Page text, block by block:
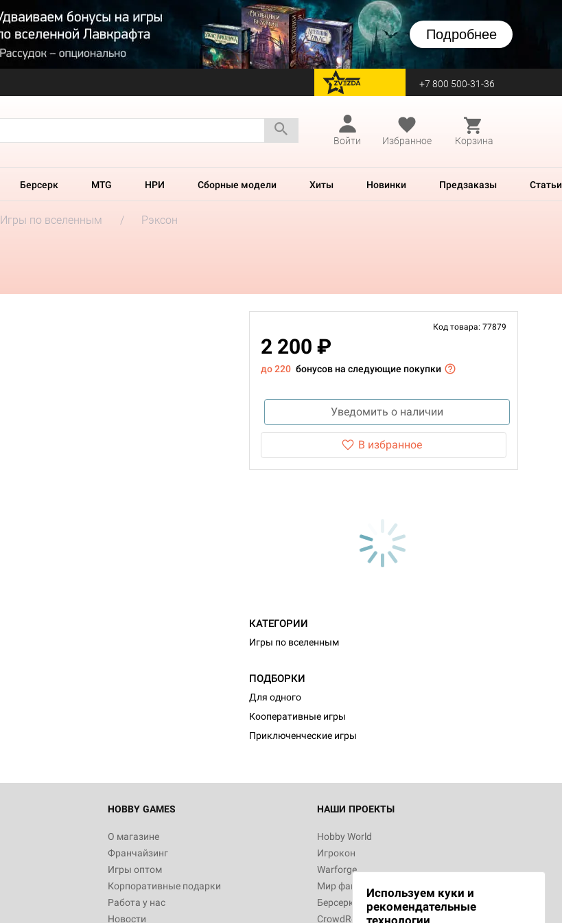
Подробнее
перейти на Zvezda +7 800 500-31-36
Войти
Избранное Корзина
Берсерк MTG НРИ Сборные модели Хиты Новинки Предзаказы Статьи
Игры по вселенным Рэксон
Код товара: 77879
2 200 ₽
до 220 бонусов на следующие покупки
Уведомить о наличии
В избранное
КАТЕГОРИИ
Игры по вселенным
ПОДБОРКИ
Для одного
Кооперативные игры
Приключенческие игры
HOBBY GAMES
О магазине
Франчайзинг
Игры оптом
Корпоративные подарки
Работа у нас
Новости
НАШИ ПРОЕКТЫ
Hobby World
Игрокон
Warforge
Мир фантастики
Берсерк
CrowdRepublic
Используем куки и
рекомендательные
технологии
Настольная игра Hobby World Монстры
Белая смерть
12 990
Настольная игра Hobby World Берсерк.
3 490